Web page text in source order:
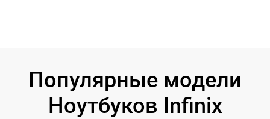
Популярные модели
Ноутбуков Infinix